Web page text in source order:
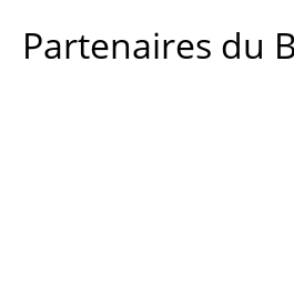
Partenaires du